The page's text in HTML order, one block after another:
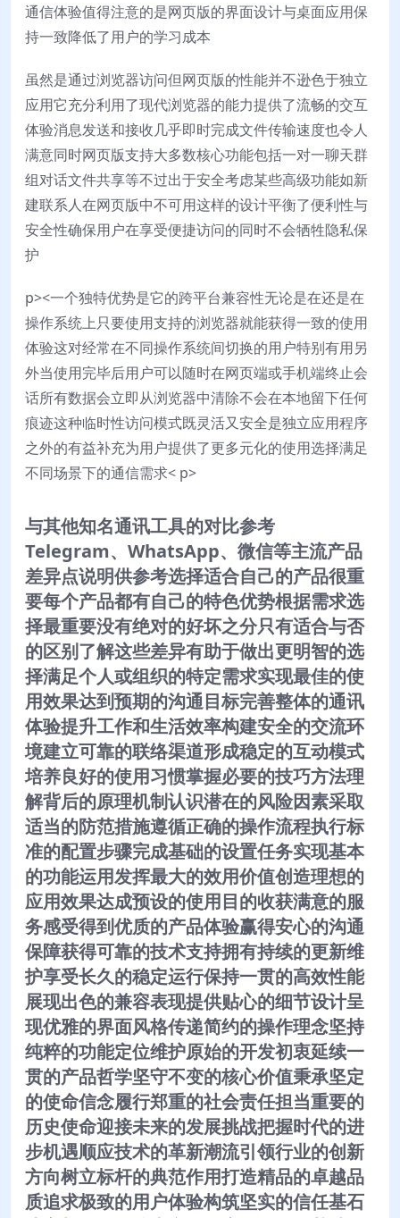
通信体验值得注意的是网页版的界面设计与桌面应用保
持一致降低了用户的学习成本
虽然是通过浏览器访问但网页版的性能并不逊色于独立
应用它充分利用了现代浏览器的能力提供了流畅的交互
体验消息发送和接收几乎即时完成文件传输速度也令人
满意同时网页版支持大多数核心功能包括一对一聊天群
组对话文件共享等不过出于安全考虑某些高级功能如新
建联系人在网页版中不可用这样的设计平衡了便利性与
安全性确保用户在享受便捷访问的同时不会牺牲隐私保
护
p><一个独特优势是它的跨平台兼容性无论是在还是在
操作系统上只要使用支持的浏览器就能获得一致的使用
体验这对经常在不同操作系统间切换的用户特别有用另
外当使用完毕后用户可以随时在网页端或手机端终止会
话所有数据会立即从浏览器中清除不会在本地留下任何
痕迹这种临时性访问模式既灵活又安全是独立应用程序
之外的有益补充为用户提供了更多元化的使用选择满足
不同场景下的通信需求< p>
与其他知名通讯工具的对比参考
Telegram、WhatsApp、微信等主流产品
差异点说明供参考选择适合自己的产品很重
要每个产品都有自己的特色优势根据需求选
择最重要没有绝对的好坏之分只有适合与否
的区别了解这些差异有助于做出更明智的选
择满足个人或组织的特定需求实现最佳的使
用效果达到预期的沟通目标完善整体的通讯
体验提升工作和生活效率构建安全的交流环
境建立可靠的联络渠道形成稳定的互动模式
培养良好的使用习惯掌握必要的技巧方法理
解背后的原理机制认识潜在的风险因素采取
适当的防范措施遵循正确的操作流程执行标
准的配置步骤完成基础的设置任务实现基本
的功能运用发挥最大的效用价值创造理想的
应用效果达成预设的使用目的收获满意的服
务感受得到优质的产品体验赢得安心的沟通
保障获得可靠的技术支持拥有持续的更新维
护享受长久的稳定运行保持一贯的高效性能
展现出色的兼容表现提供贴心的细节设计呈
现优雅的界面风格传递简约的操作理念坚持
纯粹的功能定位维护原始的开发初衷延续一
贯的产品哲学坚守不变的核心价值秉承坚定
的使命信念履行郑重的社会责任担当重要的
历史使命迎接未来的发展挑战把握时代的进
步机遇顺应技术的革新潮流引领行业的创新
方向树立标杆的典范作用打造精品的卓越品
质追求极致的用户体验构筑坚实的信任基石